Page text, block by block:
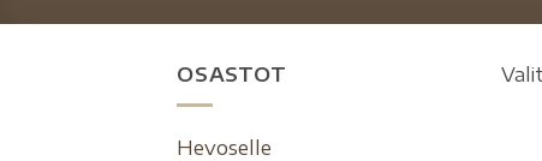
OSASTOT
Hevoselle